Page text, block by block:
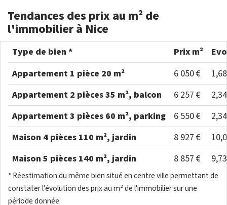
Tendances des prix au m² de
l'immobilier à Nice
Type de bien * Prix m²
Appartement 1 pièce 20 m²
6 050 €
Appartement 2 pièces 35 m², balcon
6 257 €
Appartement 3 pièces 60 m², parking
6 550 €
Maison 4 pièces 110 m², jardin
8 927 €
Maison 5 pièces 140 m², jardin
8 857 €
* Réestimation du même bien situé en centre ville permettant de
constater l'évolution des prix au m² de l'immobilier sur une
période donnée